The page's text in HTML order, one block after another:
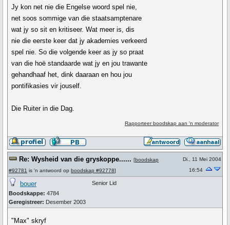
Jy kon net nie die Engelse woord spel nie,
net soos sommige van die staatsamptenare
wat jy so sit en kritiseer. Wat meer is, dis
nie die eerste keer dat jy akademies verkeerd
spel nie. So die volgende keer as jy so praat
van die hoë standaarde wat jy en jou trawante
gehandhaaf het, dink daaraan en hou jou
pontifikasies vir jouself.
Die Ruiter in die Dag.
Rapporteer boodskap aan 'n moderator
Re: Wysheid van die gryskoppe...... [boodskap
#92781 is 'n antwoord op boodskap #92778]
Di., 11 Mei 2004
16:54
bouer
Boodskappe: 4784
Geregistreer: Desember 2003
Senior Lid
"Max" skryf